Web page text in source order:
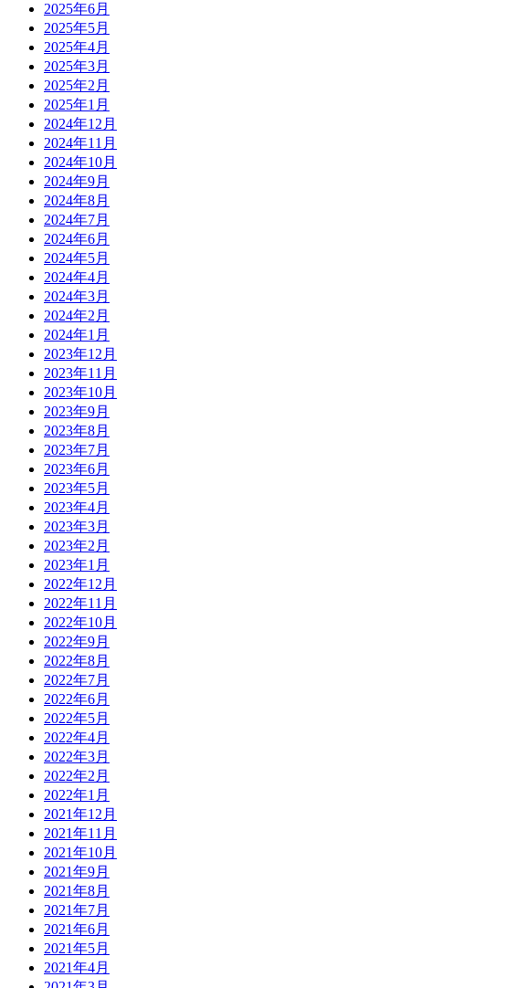
2025年6月
2025年5月
2025年4月
2025年3月
2025年2月
2025年1月
2024年12月
2024年11月
2024年10月
2024年9月
2024年8月
2024年7月
2024年6月
2024年5月
2024年4月
2024年3月
2024年2月
2024年1月
2023年12月
2023年11月
2023年10月
2023年9月
2023年8月
2023年7月
2023年6月
2023年5月
2023年4月
2023年3月
2023年2月
2023年1月
2022年12月
2022年11月
2022年10月
2022年9月
2022年8月
2022年7月
2022年6月
2022年5月
2022年4月
2022年3月
2022年2月
2022年1月
2021年12月
2021年11月
2021年10月
2021年9月
2021年8月
2021年7月
2021年6月
2021年5月
2021年4月